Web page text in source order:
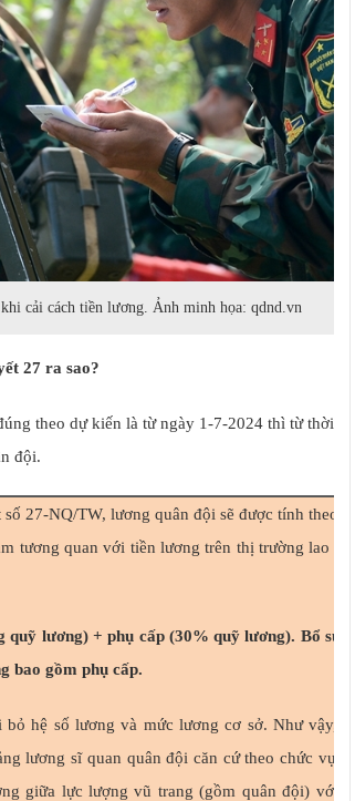
cải cách tiền lương. Ảnh minh họa: qdnd.vn
27 ra sao?
theo dự kiến là từ ngày 1-7-2024 thì từ thời
đội.
27-NQ/TW, lương quân đội sẽ được tính theo
tương quan với tiền lương trên thị trường lao
quỹ lương) + phụ cấp (30% quỹ lương). Bổ
bao gồm phụ cấp.
hệ số lương và mức lương cơ sở. Như vậy,
lương sĩ quan quân đội căn cứ theo chức vụ,
giữa lực lượng vũ trang (gồm quân đội) với